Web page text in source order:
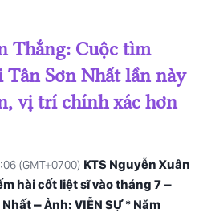
Thắng: Cuộc tìm
Sơn Nhất lần này
vị trí chính xác hơn
(GMT+0700) KTS Nguyễn Xuân
hài cốt liệt sĩ vào tháng 7 –
– Ảnh: VIỄN SỰ * Năm